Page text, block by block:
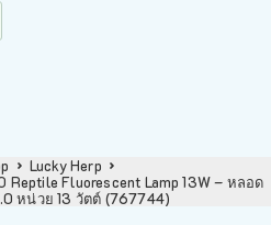
Lucky Herp
Reptile Fluorescent Lamp 13W – หลอด
หน่วย 13 วัตต์ (767744)